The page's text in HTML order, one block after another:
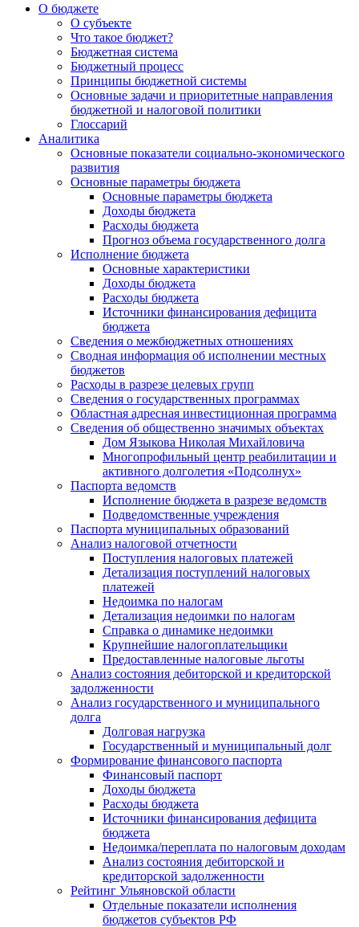
О бюджете
О субъекте
Что такое бюджет?
Бюджетная система
Бюджетный процесс
Принципы бюджетной системы
Основные задачи и приоритетные направления
бюджетной и налоговой политики
Глоссарий
Аналитика
Основные показатели социально-экономического
развития
Основные параметры бюджета
Основные параметры бюджета
Доходы бюджета
Расходы бюджета
Прогноз объема государственного долга
Исполнение бюджета
Основные характеристики
Доходы бюджета
Расходы бюджета
Источники финансирования дефицита
бюджета
Сведения о межбюджетных отношениях
Сводная информация об исполнении местных
бюджетов
Расходы в разрезе целевых групп
Сведения о государственных программах
Областная адресная инвестиционная программа
Сведения об общественно значимых объектах
Дом Языкова Николая Михайловича
Многопрофильный центр реабилитации и
активного долголетия «Подсолнух»
Паспорта ведомств
Исполнение бюджета в разрезе ведомств
Подведомственные учреждения
Паспорта муниципальных образований
Анализ налоговой отчетности
Поступления налоговых платежей
Детализация поступлений налоговых
платежей
Недоимка по налогам
Детализация недоимки по налогам
Справка о динамике недоимки
Крупнейшие налогоплательщики
Предоставленные налоговые льготы
Анализ состояния дебиторской и кредиторской
задолженности
Анализ государственного и муниципального
долга
Долговая нагрузка
Государственный и муниципальный долг
Формирование финансового паспорта
Финансовый паспорт
Доходы бюджета
Расходы бюджета
Источники финансирования дефицита
бюджета
Недоимка/переплата по налоговым доходам
Анализ состояния дебиторской и
кредиторской задолженности
Рейтинг Ульяновской области
Отдельные показатели исполнения
бюджетов субъектов РФ